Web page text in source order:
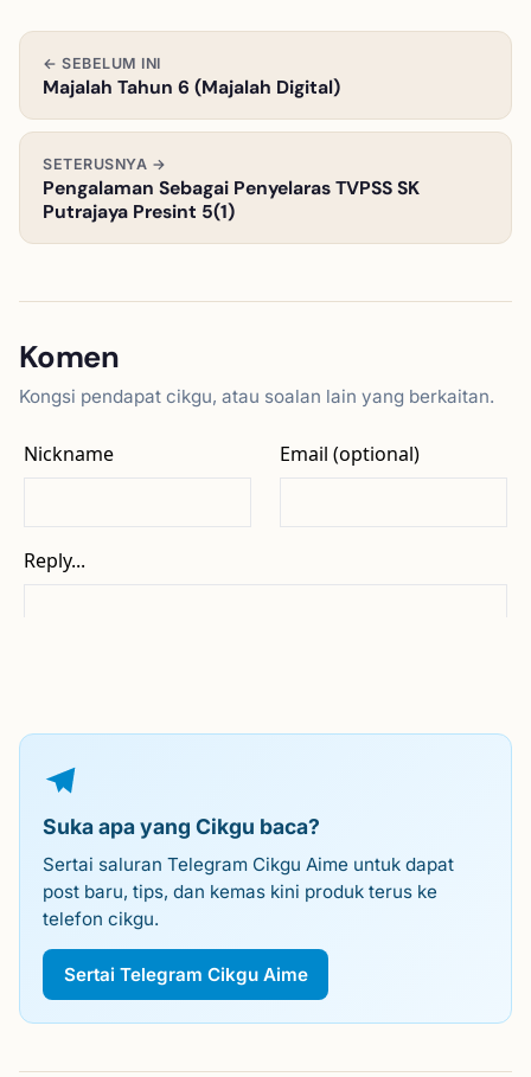
← SEBELUM INI
Majalah Tahun 6 (Majalah Digital)
SETERUSNYA →
Pengalaman Sebagai Penyelaras TVPSS SK
Putrajaya Presint 5(1)
Komen
Kongsi pendapat cikgu, atau soalan lain yang berkaitan.
Suka apa yang Cikgu baca?
Sertai saluran Telegram Cikgu Aime untuk dapat
post baru, tips, dan kemas kini produk terus ke
telefon cikgu.
Sertai Telegram Cikgu Aime